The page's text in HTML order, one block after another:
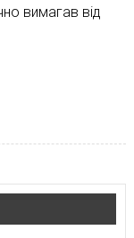
вимагав від